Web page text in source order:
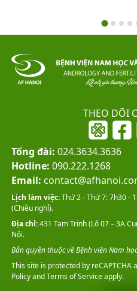
THEO DÕI
Tổng đài: 024.3634.3636
Hotline: 090.222.1268
Email:
This site is protected by reCAPTCHA
PolicyandTerms of Serviceapply.
Lịch làm việc:Thứ 2 - Thứ 7: 7h30 -
(Chiều nghỉ).
Địa chỉ:431 Tam Trinh (Lô 07 – 3A
Nội.
Bản quyền thuộc về Bệnh viện Nam